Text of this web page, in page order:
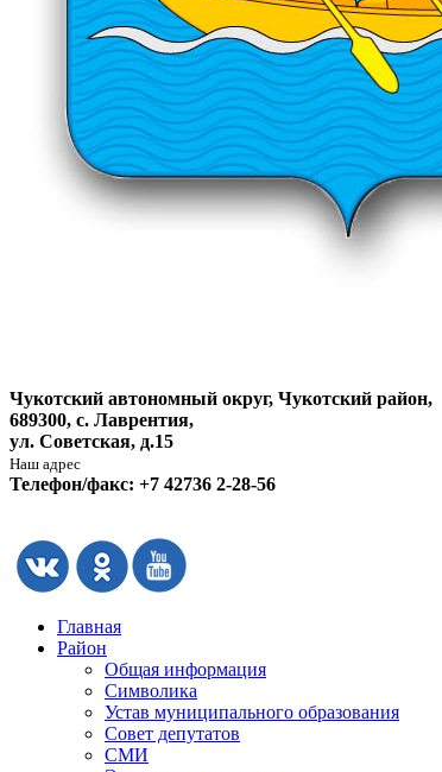
Чукотский автономный округ, Чукотский район,
689300, с. Лаврентия,
ул. Советская, д.15
Наш адрес
Телефон/факс: +7 42736 2-28-56
Главная
Район
Общая информация
Символика
Устав муниципального образования
Совет депутатов
СМИ